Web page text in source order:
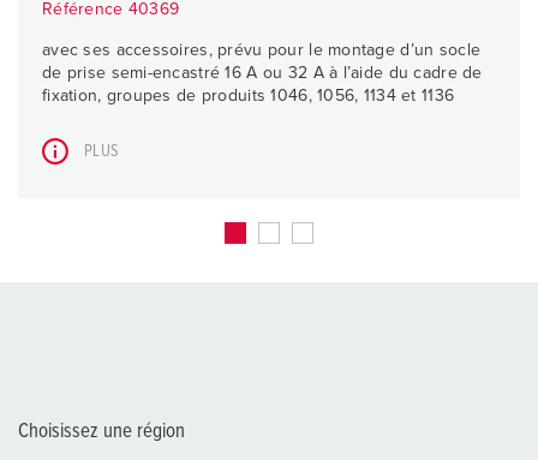
Référence 40369
avec ses accessoires, prévu pour le montage d’un socle
de prise semi-encastré 16 A ou 32 A à l’aide du cadre de
fixation, groupes de produits 1046, 1056, 1134 et 1136
PLUS
Choisissez une région